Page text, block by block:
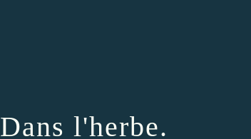
Dans l'herbe.